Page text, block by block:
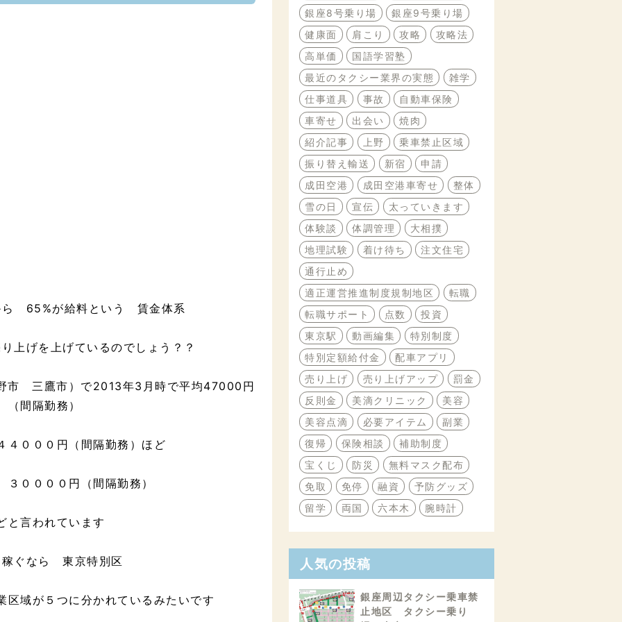
ら 65%が給料という 賃金体系
上げを上げているのでしょう？？
市 三鷹市）で2013年3月時で平均47000円
（間隔勤務）
４０００円（間隔勤務）ほど
００００円（間隔勤務）
と言われています
ぐなら 東京特別区
区域が５つに分かれているみたいです
銀座8号乗り場
銀座9号乗り場
健康面
肩こり 攻略
攻略法
高単価
国語学習塾
最近のタクシー業界の実態
雑学
仕事道具
事故
自動車保険
車寄せ
出会い
焼肉
紹介記事
上野
乗車禁止区域
振り替え輸送
新宿
申請
成田空港
成田空港車寄せ
整体
雪の日
宣伝
太っていきます
体験談
体調管理
大相撲
地理試験
着け待ち
注文住宅
通行止め
適正運営推進制度規制地区
転職
転職サポート
点数
投資
東京駅
動画編集
特別制度
特別定額給付金
配車アプリ
売り上げ
売り上げアップ
罰金
反則金
美滴クリニック
美容
美容点滴
必要アイテム
副業
復帰
保険相談
補助制度
宝くじ
防災
無料マスク配布
免取
免停 融資
予防グッズ
留学
両国 六本木 腕時計
人気の投稿
銀座周辺タクシー乗車禁
止地区 タクシー乗り